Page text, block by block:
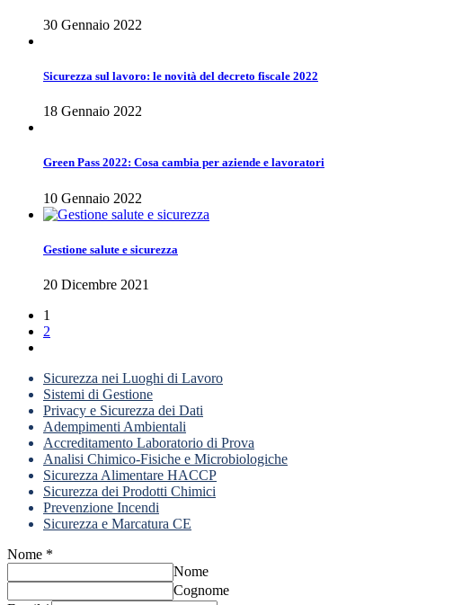
30 Gennaio 2022
Sicurezza sul lavoro: le novità del decreto fiscale 2022
18 Gennaio 2022
Green Pass 2022: Cosa cambia per aziende e lavoratori
10 Gennaio 2022
Gestione salute e sicurezza
20 Dicembre 2021
1
2
Sicurezza nei Luoghi di Lavoro
Sistemi di Gestione
Privacy e Sicurezza dei Dati
Adempimenti Ambientali
Accreditamento Laboratorio di Prova
Analisi Chimico-Fisiche e Microbiologiche
Sicurezza Alimentare HACCP
Sicurezza dei Prodotti Chimici
Prevenzione Incendi
Sicurezza e Marcatura CE
Nome *
Nome
Cognome